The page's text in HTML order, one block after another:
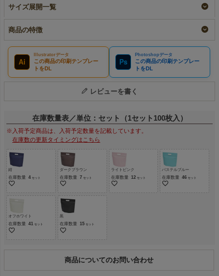
サイズ展開一覧
商品の特徴
Ai
Illustratorデータ
この商品の印刷テンプレー
トをDL
Ps
Photoshopデータ
この商品の印刷テンプレー
トをDL
レビューを書く
在庫数量表／単位：セット（1セット100枚入）
※入荷予定商品は、入荷予定数量を記載しています。
在庫数の更新タイミングはこちら
紺
在庫数量 4
ダークブラウン
在庫数量 7
ライトピンク
在庫数量 12
パステルブルー
在庫数量 46
オフホワイト
在庫数量 41
黒
在庫数量 15
商品についてのお問い合わせ